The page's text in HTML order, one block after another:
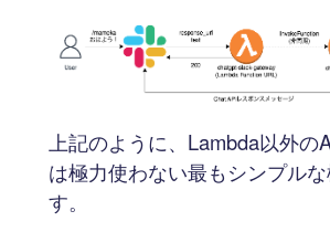
上記のように、Lambda以外の
は極力使わない最もシンプル
す。